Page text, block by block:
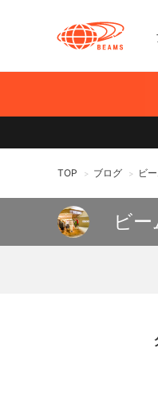
TOP > ブログ > ビ
ビ